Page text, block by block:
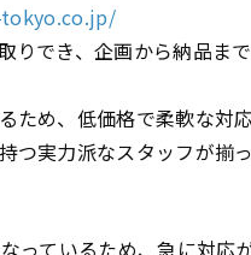
りでき、企画から納品ま
ため、低価格で柔軟な対応
つ実力派なスタッフが揃
っているため、急に対応